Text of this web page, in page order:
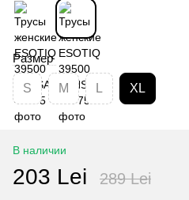
Размер
S M L XL
В наличии
203 Lei 289 Lei